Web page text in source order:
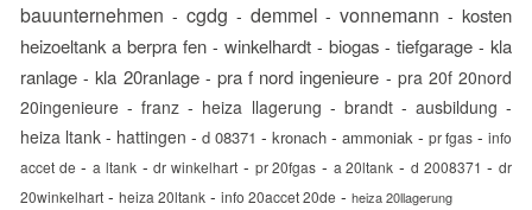
bauunternehmen - cgdg - demmel -vonnemann - kosten
heizoeltank a berpra fen - winkelhardt - biogas - tiefgarage - kla
ranlage -kla 20ranlage- pra f nord ingenieure - pra 20f 20nord
20ingenieure -franz - heiza llagerung - brandt- ausbildung -
heiza ltank - hattingen - d 08371 - kronach - ammoniak - pr fgas - info
accet de -a ltank-dr winkelhart - pr 20fgas - a 20ltank - d 2008371 -dr
20winkelhart - heiza 20ltank - info 20accet 20de - heiza 20llagerung